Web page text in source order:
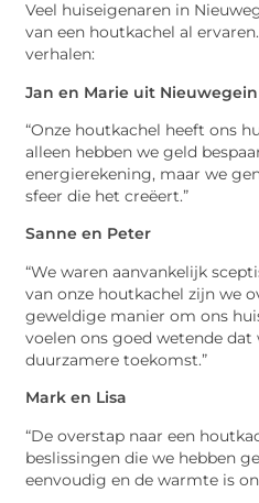
Veel huiseigenaren in
van een houtkachel al
verhalen:
Jan en Marie uit Nieuwegein
“Onze houtkachel heeft ons
alleen hebben we geld
energierekening, maar we
sfeer die het creëert.”
Sanne en Peter
“We waren aanvankelijk
van onze houtkachel zijn we
geweldige manier om ons
voelen ons goed wetende dat
duurzamere toekomst.”
Mark en Lisa
“De overstap naar een
beslissingen die we hebben
eenvoudig en de warmte is